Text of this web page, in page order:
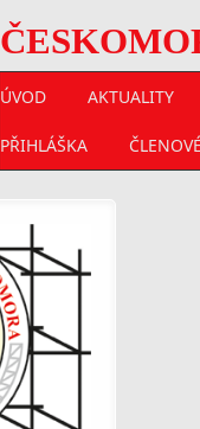
ÚVOD AKTUALITY
PŘIHLÁŠKA ČLENOVÉ